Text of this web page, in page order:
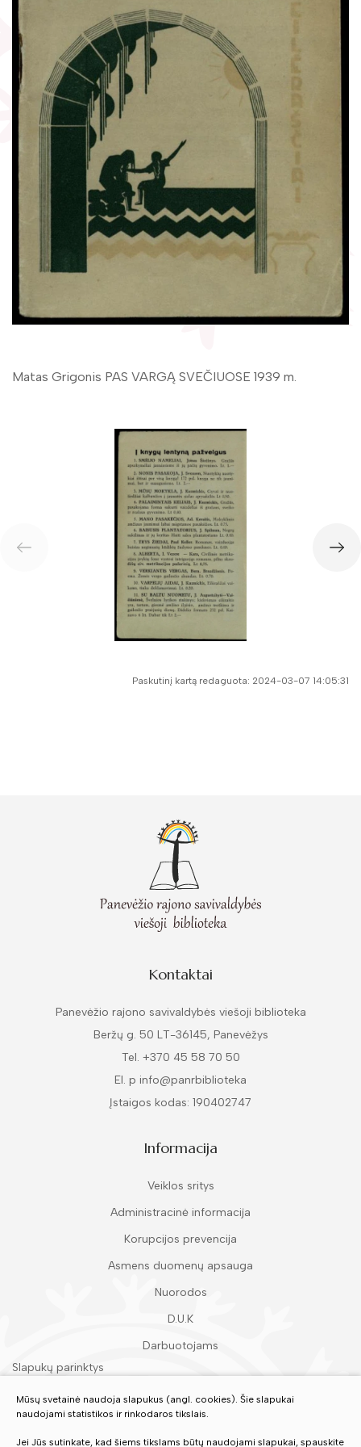
Gaunami periodiniai leidiniai
Tarpbibliotekinis abonementas
Knygomatai
Internetas
Klubai
Literatų klubas „Polėkis“
Interaktyvi kelionė
Gabrielės Petkevičaitės-Bitės literatūrinė
premija
Bibliotekos 70-metis
Virtuali biblioteka
Matas Grigonis PAS VARGĄ SVEČIUOSE 1939 m.
Paskutinį kartą redaguota: 2024-03-07 14:05:31
Kontaktai
Panevėžio rajono savivaldybės viešoji biblioteka
Beržų g. 50 LT-36145, Panevėžys
Tel. +370 45 58 70 50
El. p info@panrbiblioteka
Įstaigos kodas: 190402747
Informacija
Veiklos sritys
Administracinė informacija
Korupcijos prevencija
Asmens duomenų apsauga
Nuorodos
D.U.K
Darbuotojams
Slapukų parinktys
Įvertinkite mūsų paslaugas
Mūsų svetainė naudoja slapukus (angl. cookies). Šie slapukai
naudojami statistikos ir rinkodaros tikslais.
Jei Jūs sutinkate, kad šiems tikslams būtų naudojami slapukai, spauskite